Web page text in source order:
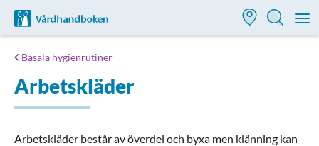
Till startsidan för Vårdhandboken
Basala hygienrutiner
Arbetskläder
Arbetskläder består av överdel och byxa men klänning kan